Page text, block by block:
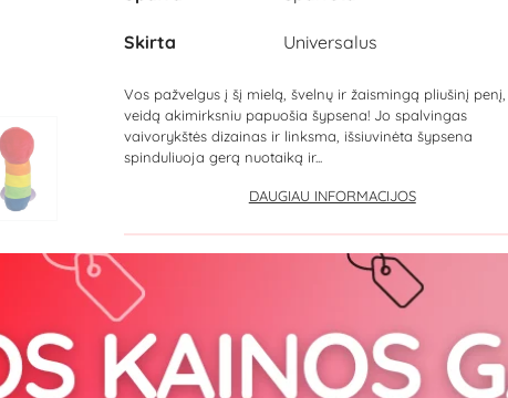
Skirta Universalus
Vos pažvelgus į šį mielą, švelnų ir žaismingą pliušinį penį,
veidą akimirksniu papuošia šypsena! Jo spalvingas
vaivorykštės dizainas ir linksma, išsiuvinėta šypsena
spinduliuoja gerą nuotaiką ir...
DAUGIAU INFORMACIJOS